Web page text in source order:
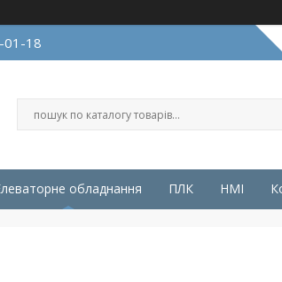
01-18
обладнання ПЛК HMI